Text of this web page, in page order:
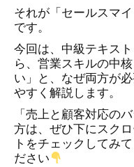
それが「セールスマ
です。
今回は、中級テキス
ら、営業スキルの中
い」と、なぜ両方が
やすく解説します。
「売上と顧客対応の
方は、ぜひ下にスク
トをチェックしてみ
ださい